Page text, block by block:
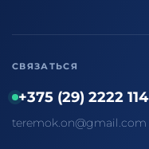
СВЯЗАТЬСЯ
+375 (29) 2222 114
teremok.on@gmail.com